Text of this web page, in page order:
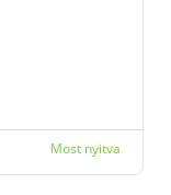
Most nyitva